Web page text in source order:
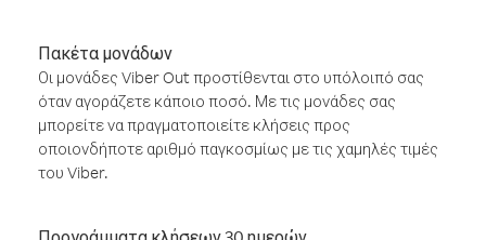
Πακέτα μονάδων
Οι μονάδες Viber Out προστίθενται στο υπόλοιπό σας
όταν αγοράζετε κάποιο ποσό. Με τις μονάδες σας
μπορείτε να πραγματοποιείτε κλήσεις προς
οποιονδήποτε αριθμό παγκοσμίως με τις χαμηλές τιμές
του Viber.